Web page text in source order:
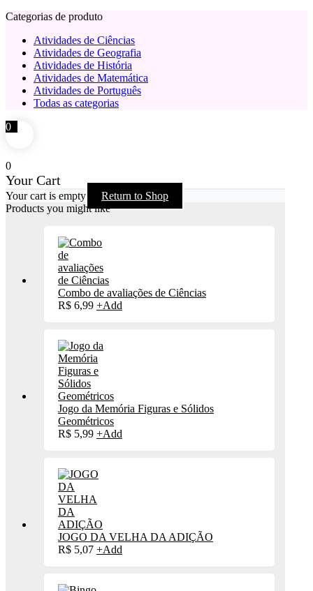
Categorias de produto
Atividades de Ciências
Atividades de Geografia
Atividades de História
Atividades de Matemática
Atividades de Português
Todas as categorias
0
0
Your Cart
Your cart is empty
Return to Shop
Products you might like
Combo de avaliações de Ciências
R$ 6,99 +Add
Jogo da Memória Figuras e Sólidos
Geométricos
R$ 5,99 +Add
JOGO DA VELHA DA ADIÇÃO
R$ 5,07 +Add